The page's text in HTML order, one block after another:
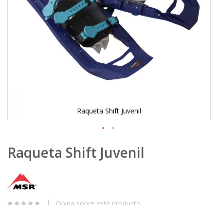
Raqueta Shift Juvenil
to
the
the
Raqueta Shift Juvenil